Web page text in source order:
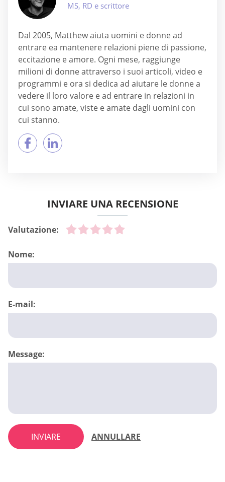
MS, RD e scrittore
Dal 2005, Matthew aiuta uomini e donne ad
entrare ea mantenere relazioni piene di passione,
eccitazione e amore. Ogni mese, raggiunge
milioni di donne attraverso i suoi articoli, video e
programmi e ora si dedica ad aiutare le donne a
vedere il loro valore e ad entrare in relazioni in
cui sono amate, viste e amate dagli uomini con
cui stanno.
INVIARE UNA RECENSIONE
Valutazione:
Nome:
E-mail:
Message:
INVIARE ANNULLARE